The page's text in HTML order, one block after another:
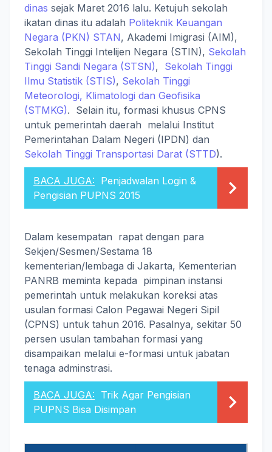
dinas sejak Maret 2016 lalu. Ketujuh sekolah
ikatan dinas itu adalah Politeknik Keuangan
Negara (PKN) STAN, Akademi Imigrasi (AIM),
Sekolah Tinggi Intelijen Negara (STIN), Sekolah
Tinggi Sandi Negara (STSN), Sekolah Tinggi
Ilmu Statistik (STIS), Sekolah Tinggi
Meteorologi, Klimatologi dan Geofisika
(STMKG). Selain itu, formasi khusus CPNS
untuk pemerintah daerah melalui Institut
Pemerintahan Dalam Negeri (IPDN) dan
Sekolah Tinggi Transportasi Darat (STTD).
BACA JUGA: Penjadwalan Login &
Pengisian PUPNS 2015
Dalam kesempatan rapat dengan para
Sekjen/Sesmen/Sestama 18
kementerian/lembaga di Jakarta, Kementerian
PANRB meminta kepada pimpinan instansi
pemerintah untuk melakukan koreksi atas
usulan formasi Calon Pegawai Negeri Sipil
(CPNS) untuk tahun 2016. Pasalnya, sekitar 50
persen usulan tambahan formasi yang
disampaikan melalui e-formasi untuk jabatan
tenaga adminstrasi.
BACA JUGA: Trik Agar Pengisian
PUPNS Bisa Disimpan